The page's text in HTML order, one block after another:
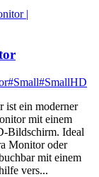
#Small#SmallHD
ein moderner
mit einem
Bildschirm. Ideal
Monitor oder
mit einem
vers...